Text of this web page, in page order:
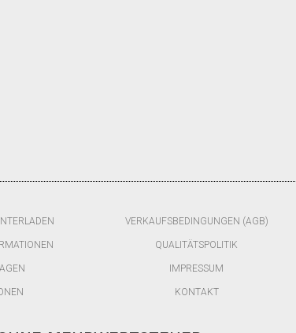
VERKAUFSBEDINGUNGEN (AGB)
QUALITÄTSPOLITIK
IMPRESSUM
KONTAKT